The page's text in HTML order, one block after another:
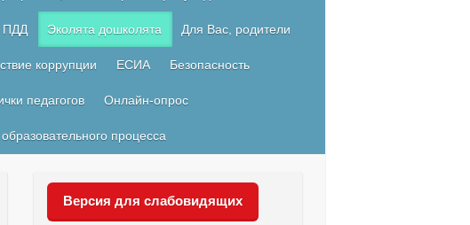
ПДД Эколята дошколята Для Вас, родители
коррупции ЕСИА Безопасность
педагогов Онлайн-опрос
процесса
Версия для слабовидящих